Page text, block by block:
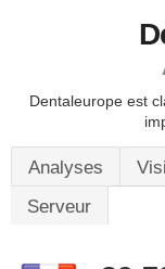
Dentaleurope est
Analyses
Serveur